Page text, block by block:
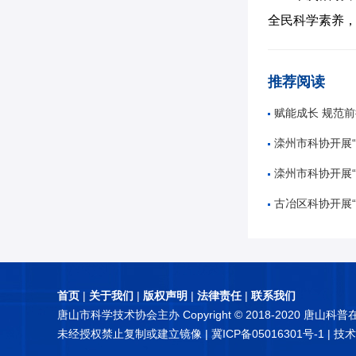
全民科学素养
推荐阅读
赋能成长 规范前行——唐山市
滦州市科协开展“奋进十五
滦州市科协开展“5
古冶区科协开展“知航天
首页 | 关于我们 | 版权声明 | 法律责任| 联系我们
唐山市科学技术协会主办 Copyright © 2018-2020 唐山科普
未经授权禁止复制或建立镜像 | 冀ICP备05016301号-1 | 技